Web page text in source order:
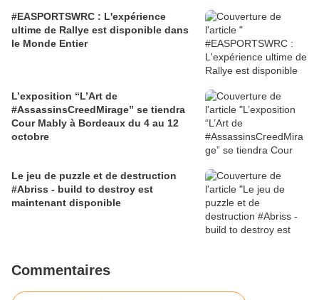
#EASPORTSWRC : L'expérience
ultime de Rallye est disponible dans
le Monde Entier
L’exposition “L’Art de
#AssassinsCreedMirage” se tiendra
Cour Mably à Bordeaux du 4 au 12
octobre
Le jeu de puzzle et de destruction
#Abriss - build to destroy est
maintenant disponible
Commentaires